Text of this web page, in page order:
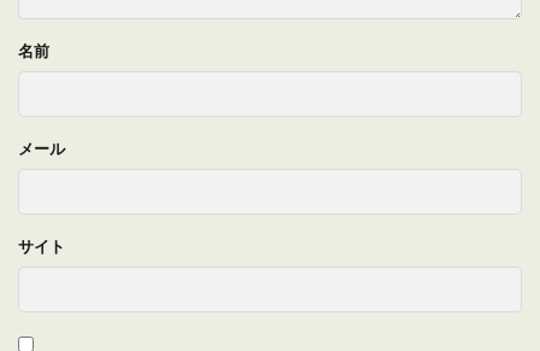
名前
メール
サイト